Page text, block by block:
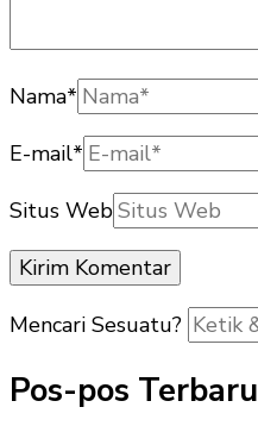
Nama*
E-mail*
Situs Web
Mencari Sesuatu?
Pos-pos Terbaru